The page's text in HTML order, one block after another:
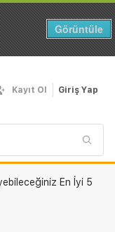
Görüntüle
Kayıt Ol Giriş Yap
En İyi 5